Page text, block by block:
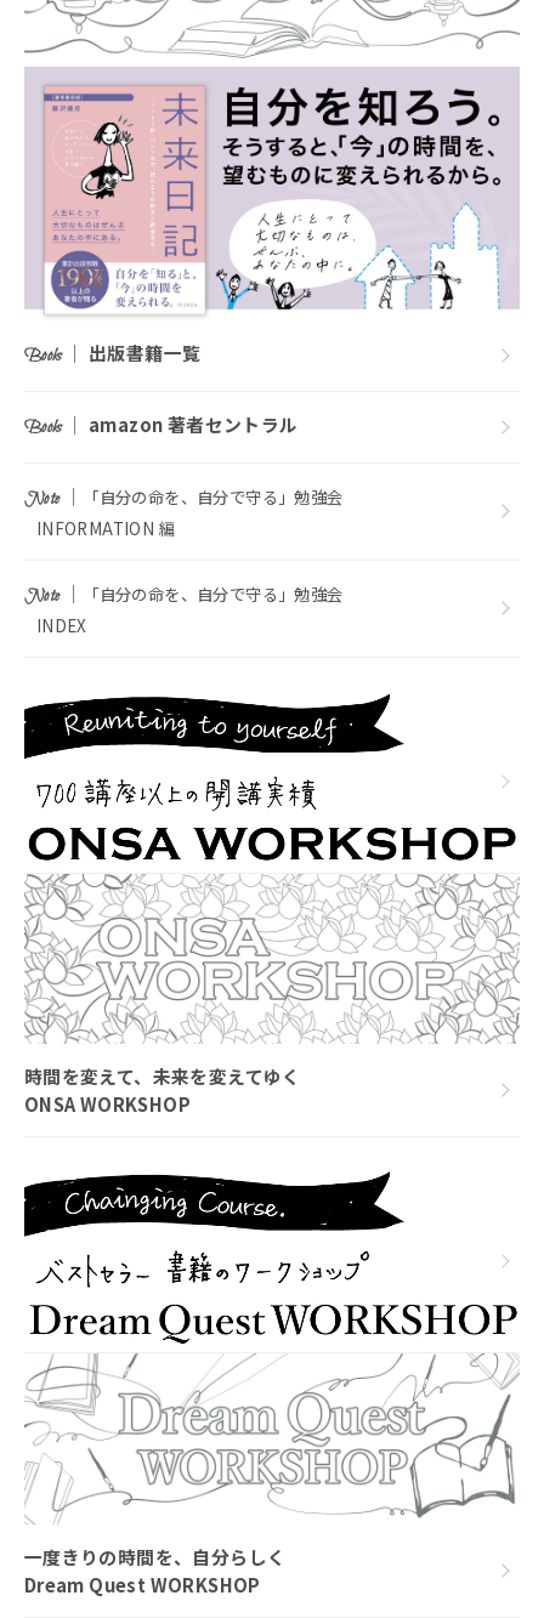
Books｜ 出版書籍一覧
Books｜ amazon 著者セントラル
Note｜
「自分の命を、自分で守る」勉強会
INFORMATION 編
Note｜
「自分の命を、自分で守る」勉強会
INDEX
時間を変えて、未来を変えてゆく
ONSA WORKSHOP
一度きりの時間を、自分らしく
Dream Quest WORKSHOP